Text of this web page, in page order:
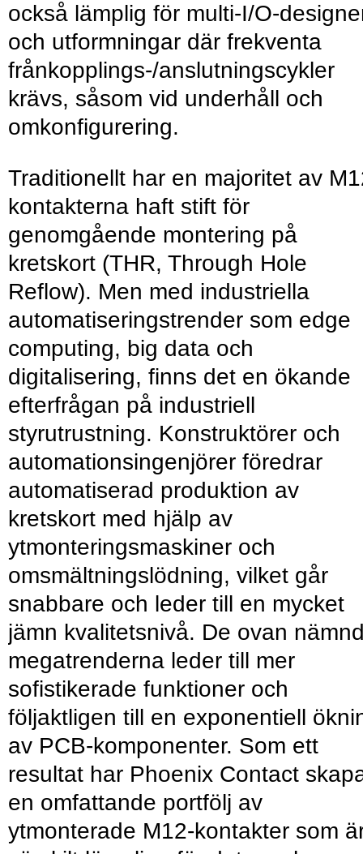
också lämplig för multi-I/O-
och utformningar där frekventa
frånkopplings-/anslutningscykler
krävs, såsom vid underhåll och
omkonfigurering.
Traditionellt har en majoritet av
kontakterna haft stift för
genomgående montering på
kretskort (THR, Through Hole
Reflow). Men med industriella
automatiseringstrender som edge
computing, big data och
digitalisering, finns det en ökande
efterfrågan på industriell
styrutrustning. Konstruktörer och
automationsingenjörer föredrar
automatiserad produktion av
kretskort med hjälp av
ytmonteringsmaskiner och
omsmältningslödning, vilket går
snabbare och leder till en mycket
jämn kvalitetsnivå. De ovan
megatrenderna leder till mer
sofistikerade funktioner och
följaktligen till en exponentiell
av PCB-komponenter. Som ett
resultat har Phoenix Contact
en omfattande portfölj av
ytmonterade M12-kontakter som